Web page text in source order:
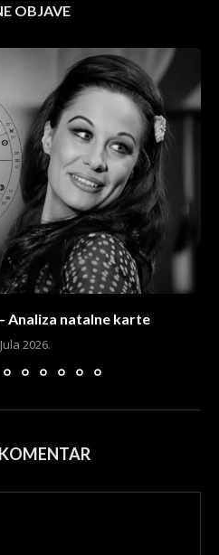
OBJAVE
Analiza natalne karte
2026.